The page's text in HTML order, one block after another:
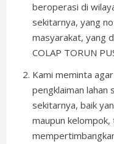
beroperasi di
sekitarnya, yang
masyarakat, yang
COLAP TORUN
Kami meminta
pengklaiman lahan
sekitarnya, baik
maupun